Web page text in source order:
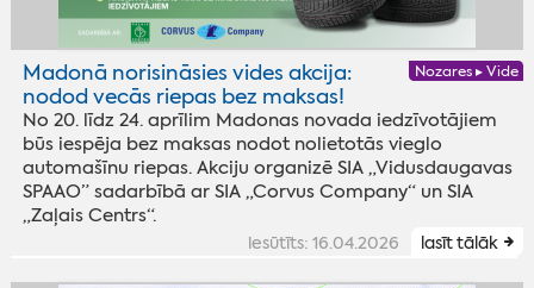
Nozares ▸ Vide
Madonā norisināsies vides akcija:
nodod vecās riepas bez maksas!
No 20. līdz 24. aprīlim Madonas novada iedzīvotājiem
būs iespēja bez maksas nodot nolietotās vieglo
automašīnu riepas. Akciju organizē SIA „Vidusdaugavas
SPAAO” sadarbībā ar SIA „Corvus Company“ un SIA
„Zaļais Centrs“.
iesūtīts: 16.04.2026 lasīt tālāk